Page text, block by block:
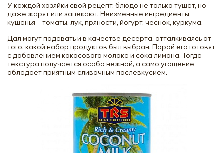
У каждой хозяйки свой рецепт, блюдо не только тушат, но
даже жарят или запекают. Неизменные ингредиенты
кушанья – томаты, лук, пряности, йогурт, чеснок, куркума.
Дал могут подавать и в качестве десерта, отталкиваясь от
того, какой набор продуктов был выбран. Порой его готовят
с добавлением кокосового молока и сока лимона. Тогда
текстура получается особо нежной, а само угощение
обладает приятным сливочным послевкусием.